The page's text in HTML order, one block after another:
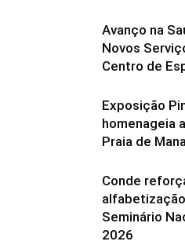
Avanço na
Novos
Centro de
Exposição
homenageia
Praia de
Conde
Seminário
2026